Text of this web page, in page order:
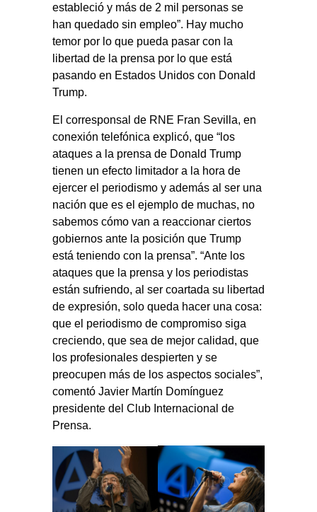
estableció y más de 2 mil personas se
han quedado sin empleo”. Hay mucho
temor por lo que pueda pasar con la
libertad de la prensa por lo que está
pasando en Estados Unidos con Donald
Trump.
El corresponsal de RNE Fran Sevilla, en
conexión telefónica explicó, que “los
ataques a la prensa de Donald Trump
tienen un efecto limitador a la hora de
ejercer el periodismo y además al ser una
nación que es el ejemplo de muchas, no
sabemos cómo van a reaccionar ciertos
gobiernos ante la posición que Trump
está teniendo con la prensa”. “Ante los
ataques que la prensa y los periodistas
están sufriendo, al ser coartada su libertad
de expresión, solo queda hacer una cosa:
que el periodismo de compromiso siga
creciendo, que sea de mejor calidad, que
los profesionales despierten y se
preocupen más de los aspectos sociales”,
comentó Javier Martín Domínguez
presidente del Club Internacional de
Prensa.